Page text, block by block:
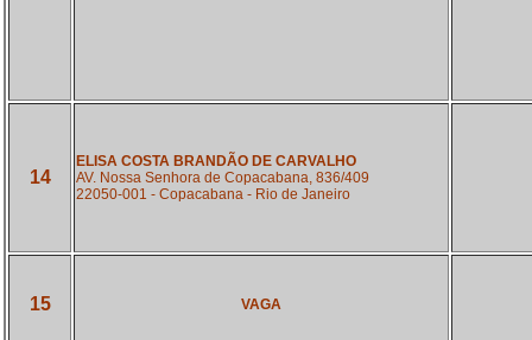
14
ELISA COSTA BRANDÃO DE CARVALHO
AV. Nossa Senhora de Copacabana, 836/409
22050-001 - Copacabana - Rio de Janeiro
15 VAGA